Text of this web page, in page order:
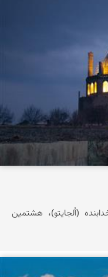
(اُلجایتو)، هشتمین